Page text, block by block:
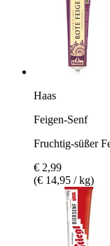
Haas
Feigen-Senf
Fruchtig-süßer
€ 2,99
(€ 14,95 / kg)